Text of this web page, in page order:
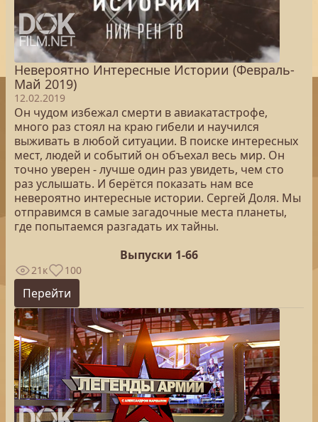
Невероятно Интересные Истории (Февраль-
Май 2019)
12.02.2019
Он чудом избежал смерти в авиакатастрофе,
много раз стоял на краю гибели и научился
выживать в любой ситуации. В поиске интересных
мест, людей и событий он объехал весь мир. Он
точно уверен - лучше один раз увидеть, чем сто
раз услышать. И берётся показать нам все
невероятно интересные истории. Сергей Доля. Мы
отправимся в самые загадочные места планеты,
где попытаемся разгадать их тайны.
Выпуски 1-66
21к 100
Перейти